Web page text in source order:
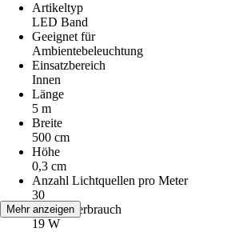
Artikeltyp
LED Band
Geeignet für
Ambientebeleuchtung
Einsatzbereich
Innen
Länge
5 m
Breite
500 cm
Höhe
0,3 cm
Anzahl Lichtquellen pro Meter
30
Energieverbrauch
19 W
Mehr anzeigen